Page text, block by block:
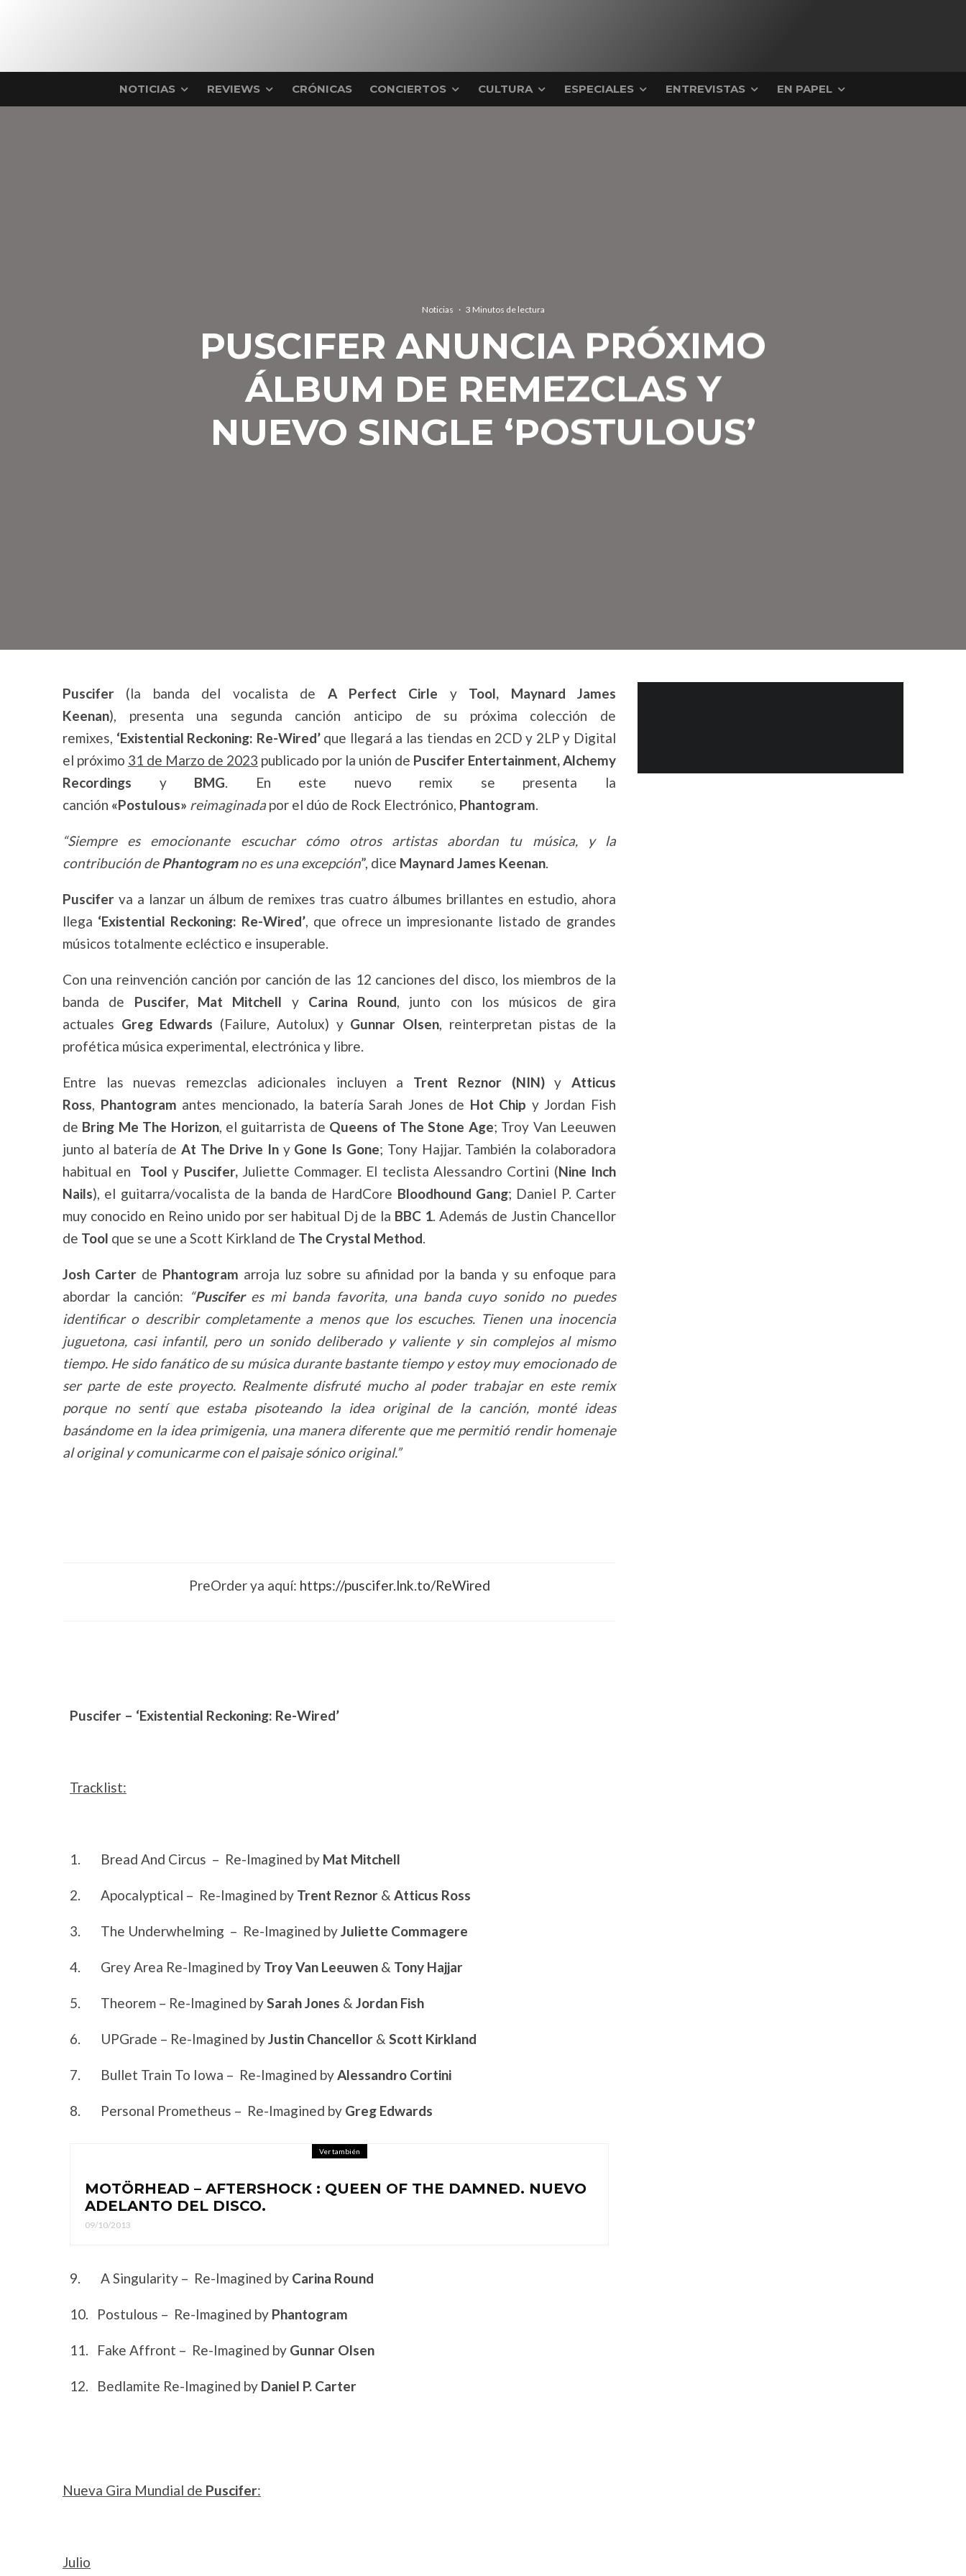
NOTICIAS REVIEWS CRÓNICAS CONCIERTOS CULTURA ESPECIALES ENTREVISTAS EN PAPEL
Noticias · 3 Minutos de lectura
PUSCIFER ANUNCIA PRÓXIMO
ÁLBUM DE REMEZCLAS Y
NUEVO SINGLE ‘POSTULOUS’
Puscifer (la banda del vocalista de A Perfect Cirle yTool, Maynard James
Keenan),
presenta una segunda canción anticipo de su próxima colección de
remixes, ‘Existential Reckoning: Re-Wired’que llegará a las tiendas en 2CD y 2LP y Digital
el próximo 31 de Marzo de 2023 publicado por la unión de Puscifer Entertainment, Alchemy
Recordings y BMG. En este nuevo remix se presenta la
canción «Postulous» reimaginadapor el dúo de Rock Electrónico, Phantogram.
“Siempre es emocionante escuchar cómo otros artistas abordan tu música, y la
contribución dePhantogramno es una excepción”, dice Maynard James Keenan.
Puscifer va a lanzar un álbum de remixes tras cuatro álbumes brillantes en estudio, ahora
llega ‘Existential Reckoning: Re-Wired’, que ofrece un impresionante listado de grandes
músicos totalmente ecléctico e insuperable.
Con una reinvención canción por canción de las 12 canciones del disco, los miembros de la
banda de Puscifer, Mat Mitchell y Carina Round, junto con los músicos de gira
actuales Greg Edwards (Failure, Autolux) y Gunnar Olsen, reinterpretan pistas de la
profética música experimental, electrónica y libre.
Entre las nuevas remezclas adicionales incluyen a Trent Reznor (NIN)yAtticus
Ross, Phantogram antes mencionado, la batería Sarah Jones de Hot Chip y Jordan Fish
de Bring Me The Horizon, el guitarrista de Queens of The Stone Age; Troy Van Leeuwen
junto al batería deAt The Drive Iny Gone Is Gone; Tony Hajjar. También la colaboradora
habitual en Tool y Puscifer,Juliette Commager. El teclista Alessandro Cortini (Nine Inch
Nails), el guitarra/vocalista de la banda de HardCore Bloodhound Gang; Daniel P. Carter
muy conocido en Reino unido por ser habitual Dj de la BBC 1. Además de Justin Chancellor
de Tool que se une a Scott Kirkland de The Crystal Method.
Josh Carter de Phantogram arroja luz sobre su afinidad por la banda y su enfoque para
abordar la canción: “Pusciferes mi banda favorita, una banda cuyo sonido no puedes
identificar o describir completamente a menos que los escuches. Tienen una inocencia
juguetona, casi infantil, pero un sonido deliberado y valiente y sin complejos al mismo
tiempo. He sido fanático de su música durante bastante tiempo y estoy muy emocionado de
ser parte de este proyecto. Realmente disfruté mucho al poder trabajar en este remix
porque no sentí que estaba pisoteando la idea original de la canción, monté ideas
basándome en la idea primigenia, una manera diferente que me permitió rendir homenaje
al original y comunicarme con el paisaje sónico original.”
PreOrder ya aquí: https://puscifer.lnk.to/ReWired
Puscifer – ‘Existential Reckoning: Re-Wired’
Tracklist:
1. Bread And Circus – Re-Imagined by Mat Mitchell
2. Apocalyptical – Re-Imagined by Trent Reznor & Atticus Ross
3. The Underwhelming – Re-Imagined byJuliette Commagere
4. Grey Area Re-Imagined by Troy Van Leeuwen & Tony Hajjar
5. Theorem – Re-Imagined bySarah Jones & Jordan Fish
6. UPGrade – Re-Imagined byJustin Chancellor & Scott Kirkland
7. Bullet Train To Iowa – Re-Imagined byAlessandro Cortini
8. Personal Prometheus – Re-Imagined by Greg Edwards
Ver también
MOTÖRHEAD – AFTERSHOCK : QUEEN OF THE DAMNED. NUEVO
ADELANTO DEL DISCO.
09/10/2013
9. A Singularity – Re-Imagined by Carina Round
10. Postulous – Re-Imagined by Phantogram
11. Fake Affront – Re-Imagined by Gunnar Olsen
12. Bedlamite Re-Imagined by Daniel P. Carter
Nueva Gira Mundial de Puscifer:
Julio